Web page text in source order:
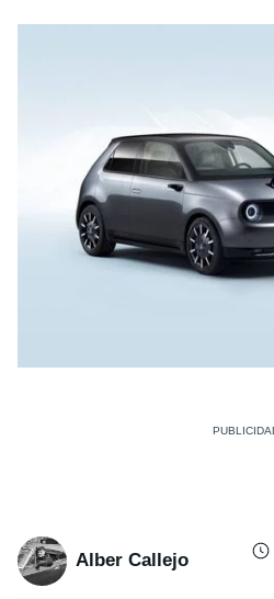
Alber Callejo